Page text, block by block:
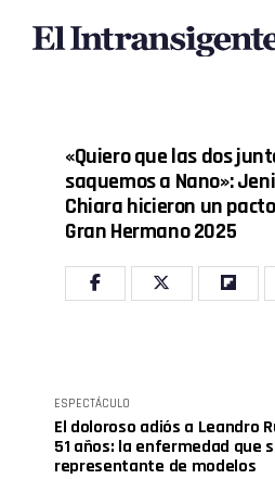
«Quiero que las dos
saquemos a Nano»:
Chiara hicieron un
Gran Hermano 2025
ESPECTÁCULO
El doloroso adiós a Leandro
51 años: la enfermedad que
representante de modelos